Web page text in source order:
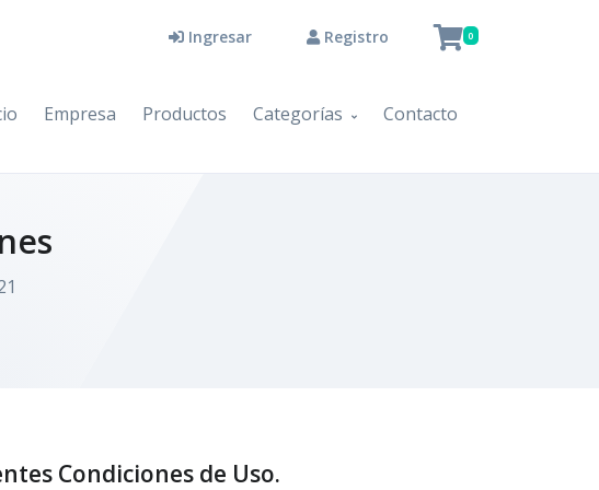
Ingresar Registro 0
Empresa Productos Categorías Contacto
Condiciones de Uso.